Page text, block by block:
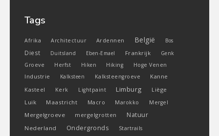
Tags
Afrika Architectuur Ardennen België Bos
Diest Duitsland Eben-Emael Frankrijk
Genk
Groeve
Herfst Hiken Hiking Hoge Venen
Industrie Kalksteen Kalksteengroeve
Kanne
Kasteel
Kerk Lightpaint Limburg
Liège
Luik
Maastricht Macro Marokko Mergel
Mergelgroeve mergelgrotten Natuur
Nederland Ondergronds Startrails